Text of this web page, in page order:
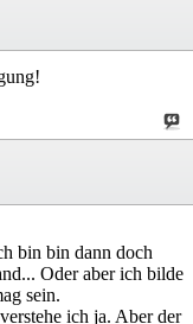
bin bin dann doch
Oder aber ich bilde
sein.
ich ja. Aber der